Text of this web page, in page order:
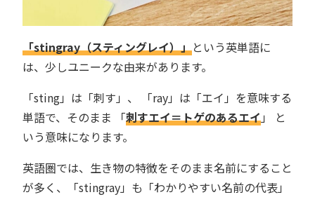
「stingray（スティングレイ）」という英単語に
は、少しユニークな由来があります。
「sting」は「刺す」、 「ray」は「エイ」を意味する
単語で、そのまま 「刺すエイ＝トゲのあるエイ」 と
いう意味になります。
英語圏では、生き物の特徴をそのまま名前にすること
が多く、「stingray」も「わかりやすい名前の代表」